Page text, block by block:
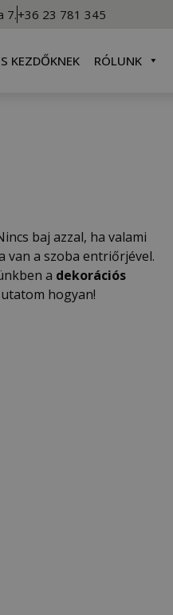
7.+36 23 781 345
KEZDŐKNEK RÓLUNK
baj azzal, ha valami
van a szoba entriőrjével.
a dekorációs
hogyan!